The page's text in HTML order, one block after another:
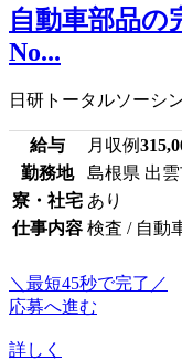
自動車部品の
No...
日研トータルソーシ
給与 月収例
勤務地
島根県 出
寮・社宅 あり
仕事内容 検査 / 自動
＼最短45秒で完了／
応募へ進む
詳しく